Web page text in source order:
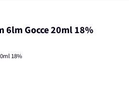
Gocce 20ml 18%
18%